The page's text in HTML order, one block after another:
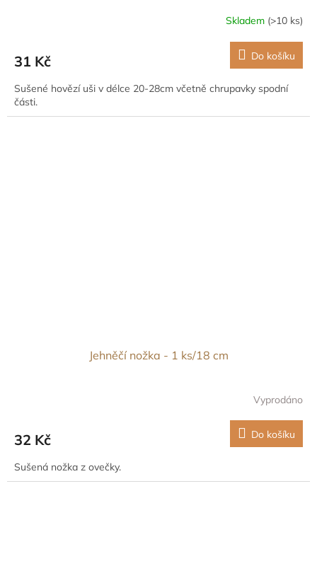
Skladem (>10 ks)
31 Kč Do košíku
Sušené hovězí uši v délce 20-28cm včetně chrupavky spodní
části.
Jehněčí nožka - 1 ks/18 cm
Vyprodáno
32 Kč Do košíku
Sušená nožka z ovečky.